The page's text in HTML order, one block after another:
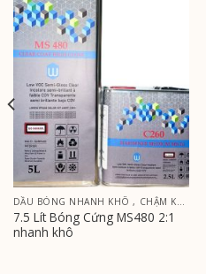
DẦU BÓNG NHANH KHÔ , CHẬM KHÔ
7.5 Lít Bóng Cứng MS480 2:1
nhanh khô